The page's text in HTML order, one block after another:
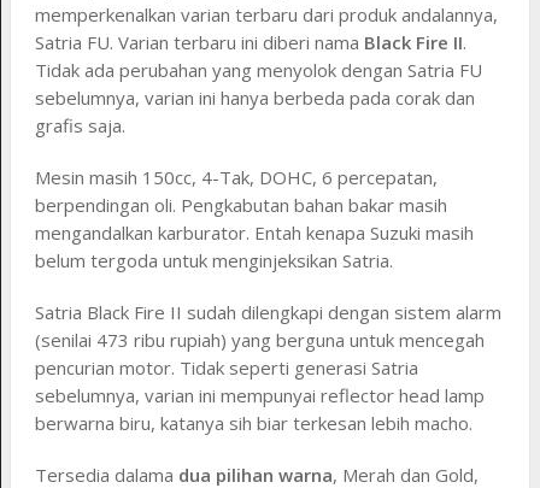
memperkenalkan varian terbaru dari produk andalannya,
Satria FU. Varian terbaru ini diberi nama Black Fire II.
Tidak ada perubahan yang menyolok dengan Satria FU
sebelumnya, varian ini hanya berbeda pada corak dan
grafis saja.
Mesin masih 150cc, 4-Tak, DOHC, 6 percepatan,
berpendingan oli. Pengkabutan bahan bakar masih
mengandalkan karburator. Entah kenapa Suzuki masih
belum tergoda untuk menginjeksikan Satria.
Satria Black Fire II sudah dilengkapi dengan sistem alarm
(senilai 473 ribu rupiah) yang berguna untuk mencegah
pencurian motor. Tidak seperti generasi Satria
sebelumnya, varian ini mempunyai reflector head lamp
berwarna biru, katanya sih biar terkesan lebih macho.
Tersedia dalama dua pilihan warna, Merah dan Gold,